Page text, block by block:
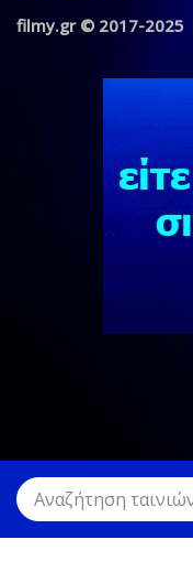
filmy.gr © 2017-2025